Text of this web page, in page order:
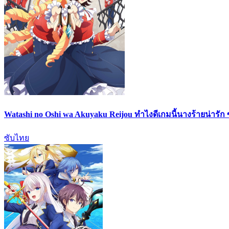
Watashi no Oshi wa Akuyaku Reijou ทำไงดีเกมนี้นางร้ายน่ารัก
ซับไทย